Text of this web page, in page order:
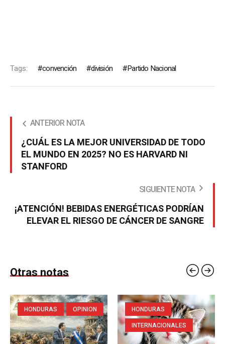
Tags: convención división Partido Nacional
ANTERIOR NOTA
¿CUÁL ES LA MEJOR UNIVERSIDAD DE TODO
EL MUNDO EN 2025? NO ES HARVARD NI
STANFORD
SIGUIENTE NOTA
¡ATENCIÓN! BEBIDAS ENERGÉTICAS PODRÍAN
ELEVAR EL RIESGO DE CÁNCER DE SANGRE
Otras notas
HONDURAS OPINION
HONDURAS
INTERNACIONALES